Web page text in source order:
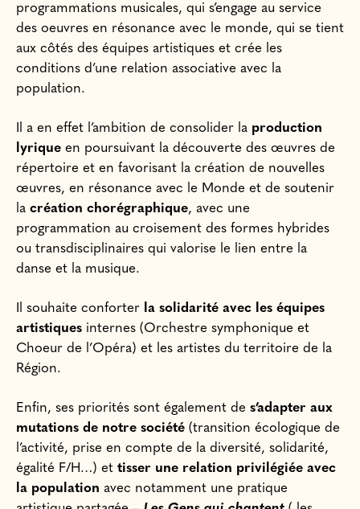
programmations musicales, qui s’engage au service
des oeuvres en résonance avec le monde, qui se tient
aux côtés des équipes artistiques et crée les
conditions d’une relation associative avec la
population.
Il a en effet l’ambition de consolider la production
lyrique en poursuivant la découverte des œuvres de
répertoire et en favorisant la création de nouvelles
œuvres, en résonance avec le Monde et de soutenir
la création chorégraphique, avec une
programmation au croisement des formes hybrides
ou transdisciplinaires qui valorise le lien entre la
danse et la musique.
Il souhaite conforter la solidarité avec les équipes
artistiques internes (Orchestre symphonique et
Choeur de l’Opéra) et les artistes du territoire de la
Région.
Enfin, ses priorités sont également de s’adapter aux
mutations de notre société (transition écologique de
l’activité, prise en compte de la diversité, solidarité,
égalité F/H…) et tisser une relation privilégiée avec
la population avec notamment une pratique